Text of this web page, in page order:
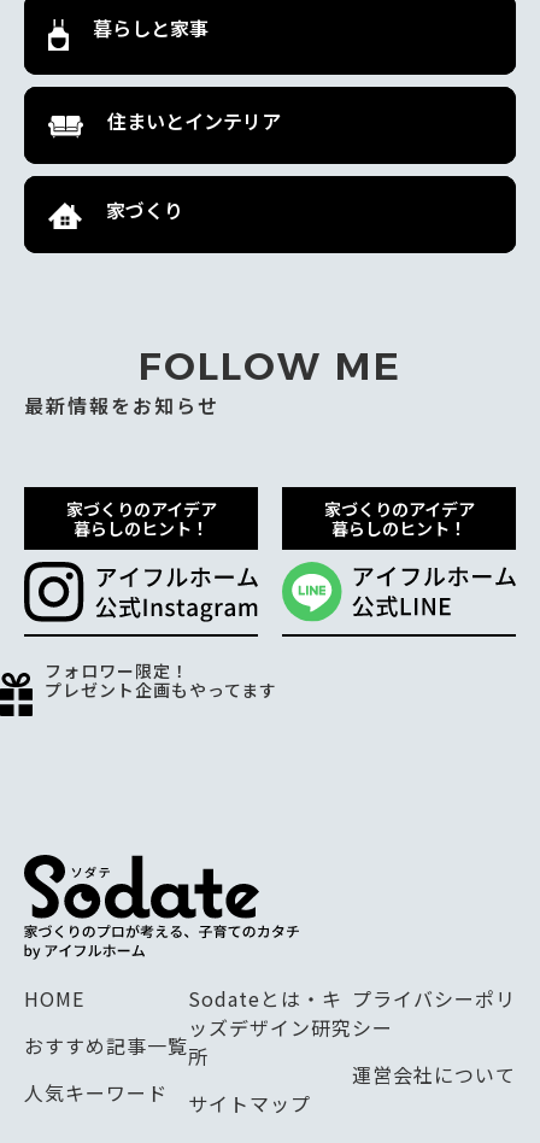
暮らしと家事
住まいとインテリア
家づくり
FOLLOW ME
最新情報をお知らせ
家づくりのアイデア
暮らしのヒント！
家づくりのアイデア
暮らしのヒント！
フォロワー限定！
プレゼント企画もやってます
HOME
おすすめ記事一覧
人気キーワード
Sodateとは・キ
ッズデザイン研究
所
サイトマップ
プライバシーポリ
シー
運営会社について